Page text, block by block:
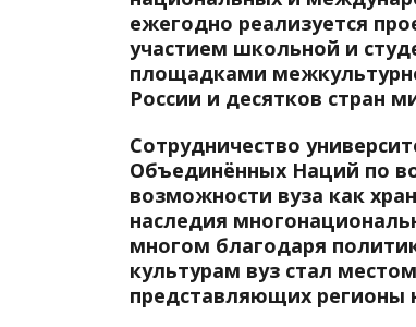
ежегодно реализуется
участием школьной и
площадками
России и десятков стран
Сотрудничество
Объединённых Наций по
возможности вуза как
наследия
многом благодаря
культурам вуз стал
представляющих регионы